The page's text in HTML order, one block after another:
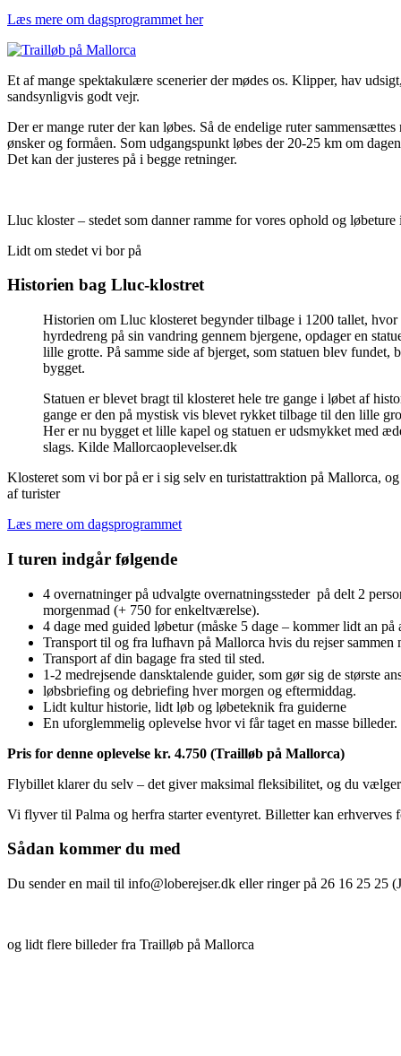
Læs mere om dagsprogrammet her
Et af mange spektakulære scenerier der mødes os. Klipper, hav
sandsynligvis godt vejr.
Der er mange ruter der kan løbes. Så de endelige ruter
ønsker og formåen. Som udgangspunkt løbes der 20-25 km om
Det kan der justeres på i begge retninger.
Lluc kloster – stedet som danner ramme for vores ophold og løbeture
Lidt om stedet vi bor på
Historien bag Lluc-klostret
Historien om Lluc klosteret begynder tilbage i 1200 tallet, hvor
hyrdedreng på sin vandring gennem bjergene, opdager en
lille grotte. På samme side af bjerget, som statuen blev fundet,
bygget.
Statuen er blevet bragt til klosteret hele tre gange i løbet af
gange er den på mystisk vis blevet rykket tilbage til den lille
Her er nu bygget et lille kapel og statuen er udsmykket med
slags. Kilde Mallorcaoplevelser.dk
Klosteret som vi bor på er i sig selv en turistattraktion på Mallorca,
af turister
Læs mere om dagsprogrammet
I turen indgår følgende
4 overnatninger på udvalgte overnatningssteder på delt 2
morgenmad (+ 750 for enkeltværelse).
4 dage med guided løbetur (måske 5 dage – kommer lidt an på
Transport til og fra lufhavn på Mallorca hvis du rejser sammen
Transport af din bagage fra sted til sted.
1-2 medrejsende dansktalende guider, som gør sig de største
løbsbriefing og debriefing hver morgen og eftermiddag.
Lidt kultur historie, lidt løb og løbeteknik fra guiderne
En uforglemmelig oplevelse hvor vi får taget en masse billeder.
Pris for denne oplevelse kr. 4.750 (Trailløb på Mallorca)
Flybillet klarer du selv – det giver maksimal fleksibilitet, og du
Vi flyver til Palma og herfra starter eventyret. Billetter kan erhverves
Sådan kommer du med
Du sender en mail til info@loberejser.dk eller ringer på 26 16 25 25
og lidt flere billeder fra Trailløb på Mallorca